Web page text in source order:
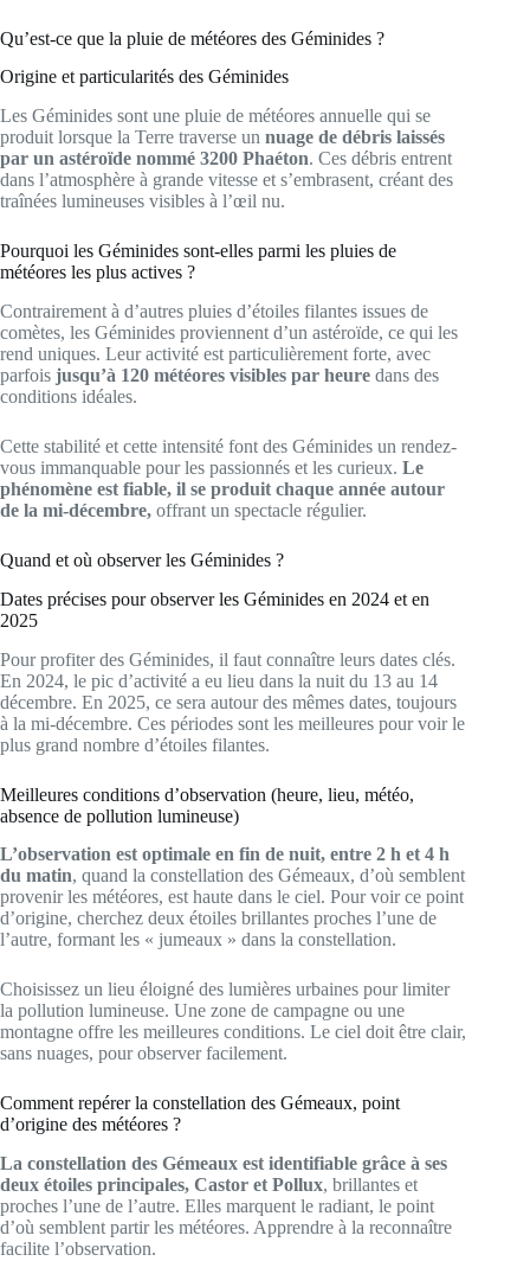
Qu’est-ce que la pluie de météores des Géminides ?
Origine et particularités des Géminides
Les Géminides sont une pluie de météores annuelle qui se
produit lorsque la Terre traverse un nuage de débris laissés
par un astéroïde nommé 3200 Phaéton. Ces débris entrent
dans l’atmosphère à grande vitesse et s’embrasent, créant des
traînées lumineuses visibles à l’œil nu.
Pourquoi les Géminides sont-elles parmi les pluies de
météores les plus actives ?
Contrairement à d’autres pluies d’étoiles filantes issues de
comètes, les Géminides proviennent d’un astéroïde, ce qui les
rend uniques. Leur activité est particulièrement forte, avec
parfois jusqu’à 120 météores visibles par heure dans des
conditions idéales.
Cette stabilité et cette intensité font des Géminides un rendez-
vous immanquable pour les passionnés et les curieux. Le
phénomène est fiable, il se produit chaque année autour
de la mi-décembre, offrant un spectacle régulier.
Quand et où observer les Géminides ?
Dates précises pour observer les Géminides en 2024 et en
2025
Pour profiter des Géminides, il faut connaître leurs dates clés.
En 2024, le pic d’activité a eu lieu dans la nuit du 13 au 14
décembre. En 2025, ce sera autour des mêmes dates, toujours
à la mi-décembre. Ces périodes sont les meilleures pour voir le
plus grand nombre d’étoiles filantes.
Meilleures conditions d’observation (heure, lieu, météo,
absence de pollution lumineuse)
L’observation est optimale en fin de nuit, entre 2 h et 4 h
du matin, quand la constellation des Gémeaux, d’où semblent
provenir les météores, est haute dans le ciel. Pour voir ce point
d’origine, cherchez deux étoiles brillantes proches l’une de
l’autre, formant les « jumeaux » dans la constellation.
Choisissez un lieu éloigné des lumières urbaines pour limiter
la pollution lumineuse. Une zone de campagne ou une
montagne offre les meilleures conditions. Le ciel doit être clair,
sans nuages, pour observer facilement.
Comment repérer la constellation des Gémeaux, point
d’origine des météores ?
La constellation des Gémeaux est identifiable grâce à ses
deux étoiles principales, Castor et Pollux, brillantes et
proches l’une de l’autre. Elles marquent le radiant, le point
d’où semblent partir les météores. Apprendre à la reconnaître
facilite l’observation.